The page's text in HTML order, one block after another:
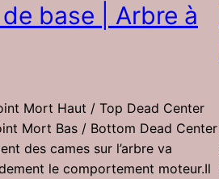
base | Arbre à
Mort Haut / Top Dead Center
Mort Bas / Bottom Dead Center
des cames sur l’arbre va
le comportement moteur.Il